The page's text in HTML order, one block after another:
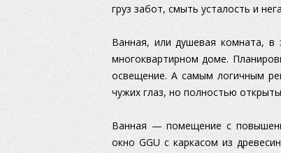
груз забот, смыть усталость и
Ванная, или душевая комната, в
многоквартирном доме.
освещение. А самым логичным
чужих глаз, но полностью
Ванная — помещение с
окно GGU с каркасом из